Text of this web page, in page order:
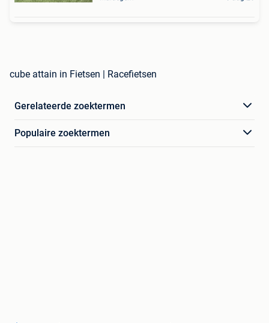
cube attain in Fietsen | Racefietsen
Gerelateerde zoektermen
Populaire zoektermen